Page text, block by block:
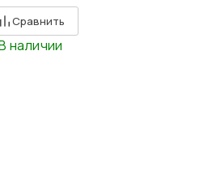
Сравнить
наличии